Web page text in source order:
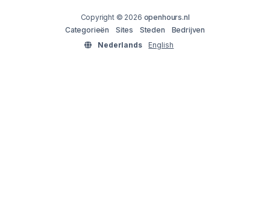
Copyright © 2026 openhours.nl
Categorieën
Sites Steden
Bedrijven
Nederlands
English